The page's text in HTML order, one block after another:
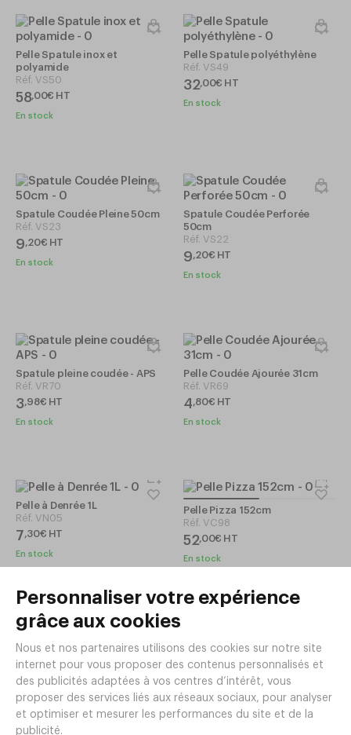
Pelle Spatule inox et
polyamide
Réf. VS50
58,00€ HT
En stock
Pelle Spatule polyéthylène
Réf. VS49
32,00€ HT
En stock
Spatule Coudée Pleine 50cm
Réf. VS23
9,20€ HT
En stock
Spatule Coudée Perforée
50cm
Réf. VS22
9,20€ HT
En stock
Spatule pleine coudée - APS
Réf. VR70
3,98€ HT
En stock
Pelle Coudée Ajourée 31cm
Réf. VR69
4,80€ HT
En stock
Pelle à Denrée 1L
Réf. VN05
7,30€ HT
En stock
Pelle Pizza 152cm
Réf. VC98
52,00€ HT
En stock
Pelle Pizza 66cm
Réf. VC94
24,00€ HT
Pelle à Omelettes
Réf. VC69
19,00€ HT